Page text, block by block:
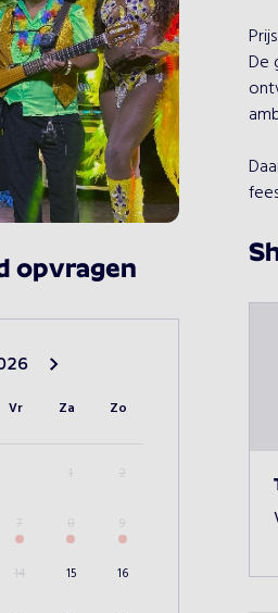
opvragen
Vr Za Zo
1 2
7 8 9
14 15 16
De